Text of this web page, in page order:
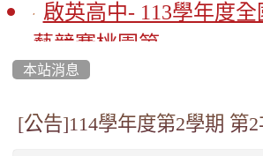
啟英高中- 113學年度
藝競賽桃園第一
啟英高中-113學年全國
藝競賽榮獲1支金手獎3
本站消息
[公告]114學年度第2學期 第